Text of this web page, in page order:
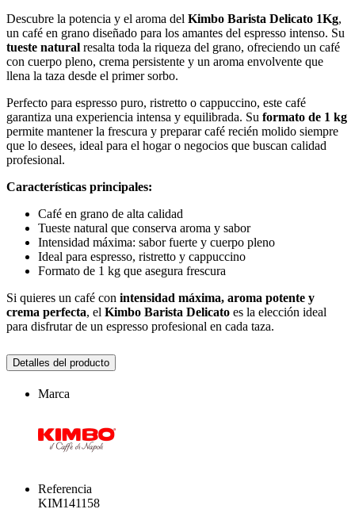
Descubre la potencia y el aroma del Kimbo Barista Delicato 1Kg,
un café en grano diseñado para los amantes del espresso intenso. Su
tueste natural resalta toda la riqueza del grano, ofreciendo un café
con cuerpo pleno, crema persistente y un aroma envolvente que
llena la taza desde el primer sorbo.
Perfecto para espresso puro, ristretto o cappuccino, este café
garantiza una experiencia intensa y equilibrada. Su formato de 1 kg
permite mantener la frescura y preparar café recién molido siempre
que lo desees, ideal para el hogar o negocios que buscan calidad
profesional.
Características principales:
Café en grano de alta calidad
Tueste natural que conserva aroma y sabor
Intensidad máxima: sabor fuerte y cuerpo pleno
Ideal para espresso, ristretto y cappuccino
Formato de 1 kg que asegura frescura
Si quieres un café con intensidad máxima, aroma potente y
crema perfecta, el Kimbo Barista Delicato es la elección ideal
para disfrutar de un espresso profesional en cada taza.
Detalles del producto
Marca
Referencia
KIM141158